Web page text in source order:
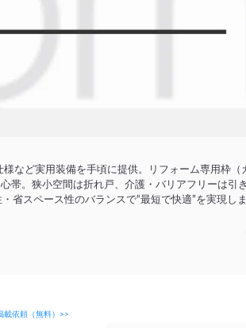
など実用装備を手頃に提供。リフォーム専用枠（
。狭小空間は折れ戸、介護・バリアフリーは引
スペース性のバランスで“最短で快適”を実現しま
載依頼（無料）>>